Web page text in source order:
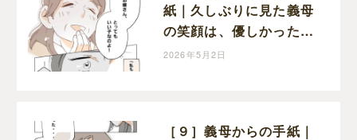
紙｜久しぶりに見た義母
の笑顔は、優しかった頃
と変わらぬ笑顔だった
2026年5月2日
［９］義母からの手紙｜